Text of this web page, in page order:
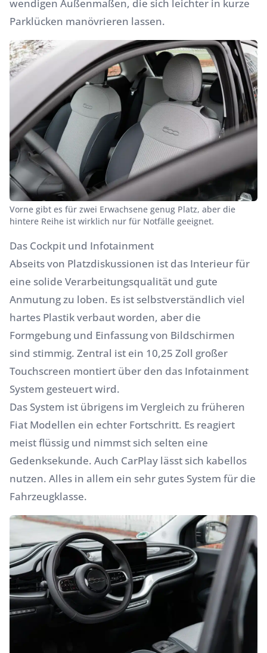
wendigen Außenmaßen, die sich leichter in kurze
Parklücken manövrieren lassen.
Vorne gibt es für zwei Erwachsene genug Platz, aber die
hintere Reihe ist wirklich nur für Notfälle geeignet.
Das Cockpit und Infotainment
Abseits von Platzdiskussionen ist das Interieur für
eine solide Verarbeitungsqualität und gute
Anmutung zu loben. Es ist selbstverständlich viel
hartes Plastik verbaut worden, aber die
Formgebung und Einfassung von Bildschirmen
sind stimmig. Zentral ist ein 10,25 Zoll großer
Touchscreen montiert über den das Infotainment
System gesteuert wird.
Das System ist übrigens im Vergleich zu früheren
Fiat Modellen ein echter Fortschritt. Es reagiert
meist flüssig und nimmst sich selten eine
Gedenksekunde. Auch CarPlay lässt sich kabellos
nutzen. Alles in allem ein sehr gutes System für die
Fahrzeugklasse.